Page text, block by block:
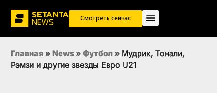
Смотреть сейчас
Главная » News » Футбол » Мудрик, Тонали,
Рэмзи и другие звезды Евро U21